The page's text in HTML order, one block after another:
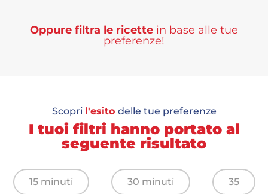
Oppure filtra le ricette in base alle tue
preferenze!
Scopri l'esito delle tue preferenze
I tuoi filtri hanno portato al
seguente risultato
15 minuti 30 minuti 35